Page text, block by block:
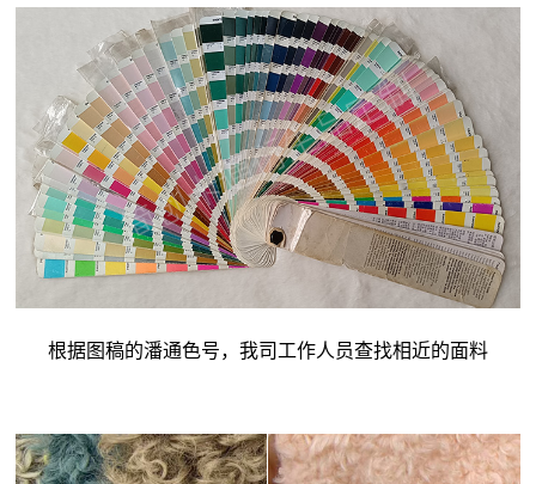
根据图稿的潘通色号，我司工作人员查找相近的面料